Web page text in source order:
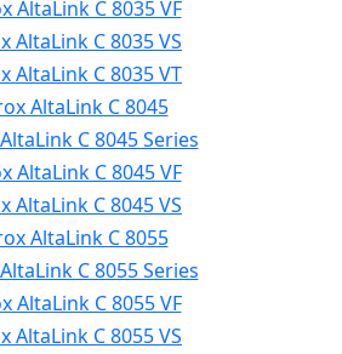
AltaLink C 8035 VF
AltaLink C 8035 VS
AltaLink C 8035 VT
AltaLink C 8045
C 8045 Series
AltaLink C 8045 VF
AltaLink C 8045 VS
AltaLink C 8055
C 8055 Series
AltaLink C 8055 VF
AltaLink C 8055 VS